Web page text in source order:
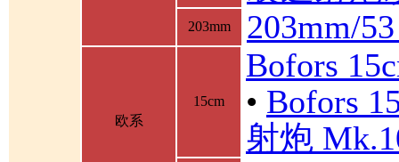
203mm 203mm/
欧系
15cm
Bofors
• Bofors
射炮